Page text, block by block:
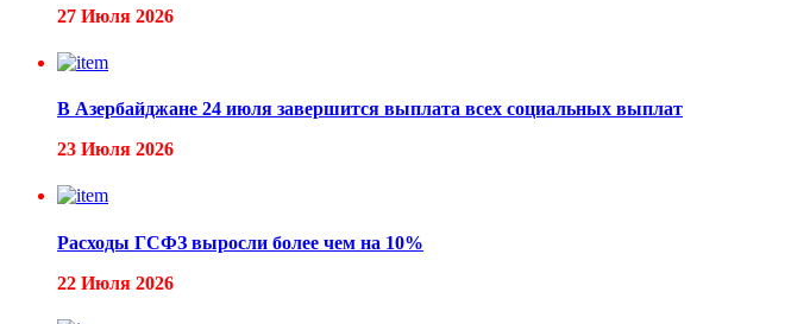
27 Июля 2026
В Азербайджане 24 июля завершится выплата всех социальных выплат
23 Июля 2026
Расходы ГСФЗ выросли более чем на 10%
22 Июля 2026